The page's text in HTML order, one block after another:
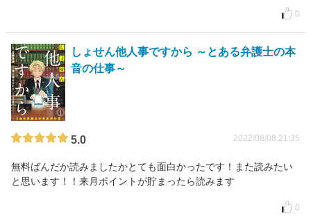
0
しょせん他人事ですから ～とある弁護士の本
音の仕事～
5.0 2022/08/08 21:35
無料ばんだか読みましたかとても面白かったです！また読みたい
と思います！！来月ポイントが貯まったら読みます
0